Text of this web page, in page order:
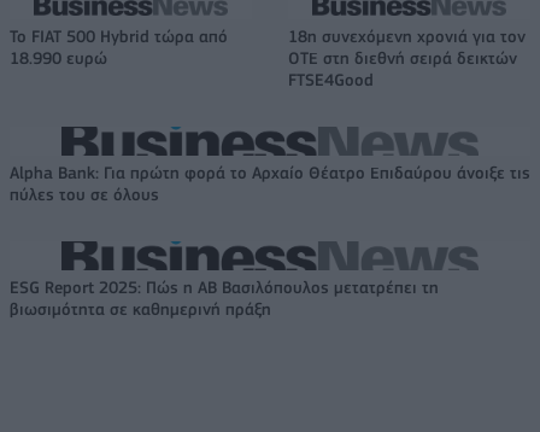
Το FIAT 500 Hybrid τώρα από
18.990 ευρώ
18η συνεχόμενη χρονιά για τον
ΟΤΕ στη διεθνή σειρά δεικτών
FTSE4Good
Alpha Bank: Για πρώτη φορά το Αρχαίο Θέατρο Επιδαύρου άνοιξε τις
πύλες του σε όλους
ESG Report 2025: Πώς η ΑΒ Βασιλόπουλος μετατρέπει τη
βιωσιμότητα σε καθημερινή πράξη